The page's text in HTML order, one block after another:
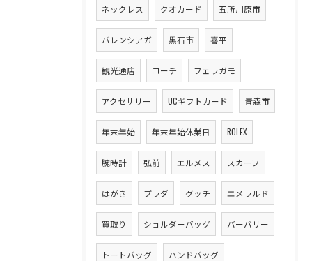
ネックレス クオカード 五所川原市
バレンシアガ 黒石市 喜平
観光通店 コーチ フェラガモ
アクセサリー UCギフトカード 青森市
年末年始 年末年始休業日 ROLEX
腕時計 弘前 エルメス スカーフ
はがき プラダ グッチ エメラルド
買取り ショルダーバッグ バーバリー
トートバッグ ハンドバッグ